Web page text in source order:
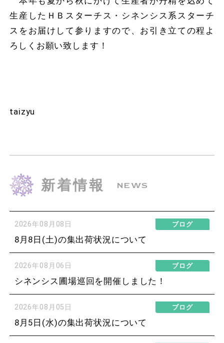
生産したＨＢスターチス・シネンシス系スターチ
スをお届けして参りますので、お引き立ての程よ
ろしくお願い致します！
taizyu
新着情報 NEWS
2026年08月08日 ブログ
8月8日(土)の集出荷状況について
2026年08月06日 ブログ
シネンシス圃場巡回を開催しました！
2026年08月05日 ブログ
8月5日(水)の集出荷状況について